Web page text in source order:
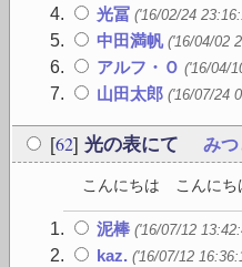
光冨 ('16/02/24
中田満帆 ('16/04/02
アルフ・Ｏ ('16/04/
山田太郎 ('16/07/24
[62] 光の表にて み
こんにちは こんに
泥棒 ('16/07/12
kaz. ('16/07/12